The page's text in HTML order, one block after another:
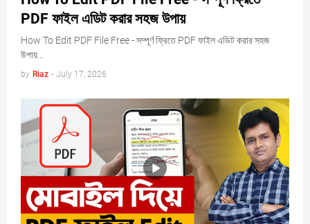
PDF ফাইল এডিট করার সহজ উপায়
How To Edit PDF File Free - সম্পূর্ণ ফ্রিতে PDF ফাইল এডিট করার সহজ
উপায়…
by Riaz - July 17, 2026